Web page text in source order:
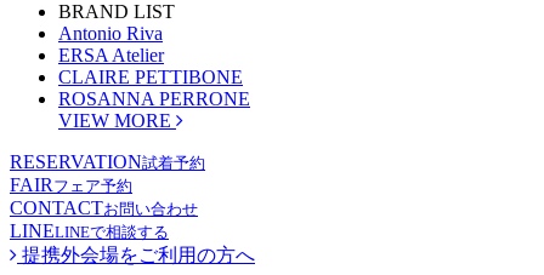
BRAND LIST
Antonio Riva
ERSA Atelier
CLAIRE PETTIBONE
ROSANNA PERRONE
VIEW MORE
RESERVATION試着予約
FAIR フェア予約
CONTACTお問い合わせ
LINELINEで相談する
提携外会場をご利用の方へ